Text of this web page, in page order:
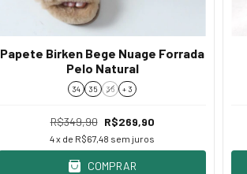
Papete Birken Bege Nuage Forrada
Pelo Natural
34 35 36 + 3
R$349,90 R$269,90
4x de R$67,48 sem juros
COMPRAR